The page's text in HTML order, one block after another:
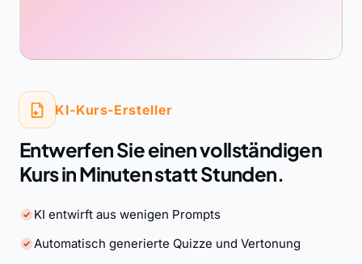
KI-Kurs-Ersteller
Entwerfen Sie einen vollständigen
Kurs in Minuten statt Stunden.
KI entwirft aus wenigen Prompts
Automatisch generierte Quizze und Vertonung